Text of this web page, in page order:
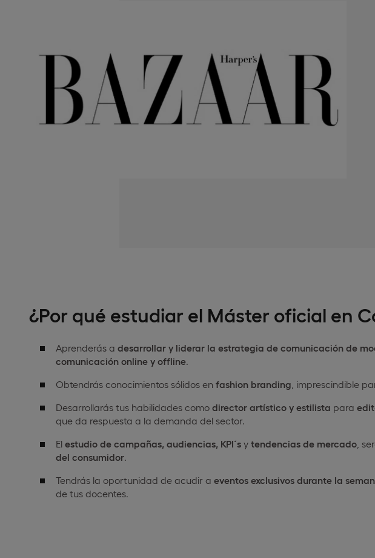
¿Por qué estudiar el Máster oficial en
Aprenderás a desarrollar y liderar la estrategia de comunicación de
comunicación online y offline.
Obtendrás conocimientos sólidos en fashion branding , imprescindible
Desarrollarás tus habilidades como director artístico y estilista para
que da respuesta a la demanda del sector.
El estudio de campañas, audiencias, KPI´s y tendencias de mercado ,
del consumidor.
Tendrás la oportunidad de acudir a eventos exclusivos durante la
de tus docentes.